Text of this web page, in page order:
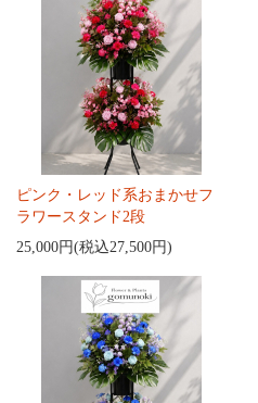
ピンク・レッド系おまかせフ
ラワースタンド2段
25,000円(税込27,500円)